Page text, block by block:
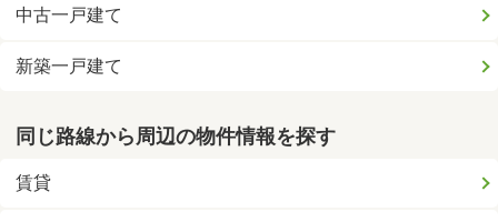
中古一戸建て
新築一戸建て
同じ路線から周辺の物件情報を探す
賃貸